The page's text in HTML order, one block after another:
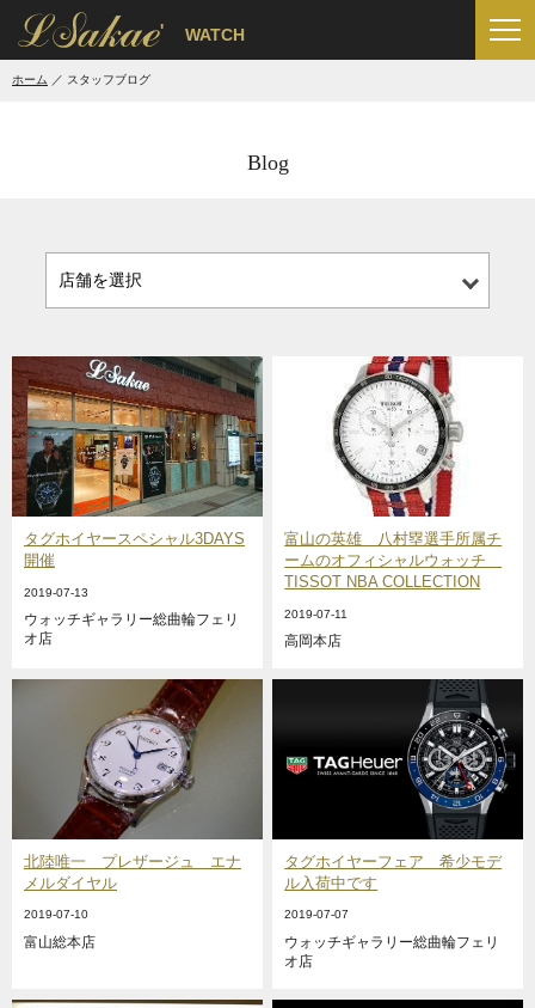
' WATCH
ホーム スタッフブログ
Blog
タグホイヤースペシャル3DAYS
開催
2019-07-13
ウォッチギャラリー総曲輪フェリ
オ店
富山の英雄 八村塁選手所属チ
ームのオフィシャルウォッチ
TISSOT NBA COLLECTION
2019-07-11
高岡本店
北陸唯一 プレザージュ エナ
メルダイヤル
2019-07-10
富山総本店
タグホイヤーフェア 希少モデ
ル入荷中です
2019-07-07
ウォッチギャラリー総曲輪フェリ
オ店